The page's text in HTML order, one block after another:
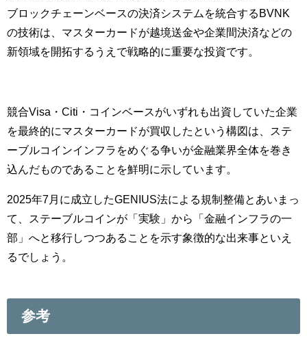
ブロックチェーンベースの決済システムを統合するBVNK
の技術は、マスターカードが越境送金や企業間決済などの
新領域を開拓するうえで戦略的に重要な投資です。
競合Visa・Citi・コインベースがいずれも出資していた企業
を最終的にマスターカードが買収したという構図は、ステ
ーブルコインインフラをめぐる争いが金融業界全体を巻き
込んだものであることを鮮明に示しています。
2025年7月に成立したGENIUS法による規制整備とあいまっ
て、ステーブルコインが「実験」から「金融インフラの一
部」へと移行しつつあることを示す象徴的な出来事といえ
るでしょう。
参考